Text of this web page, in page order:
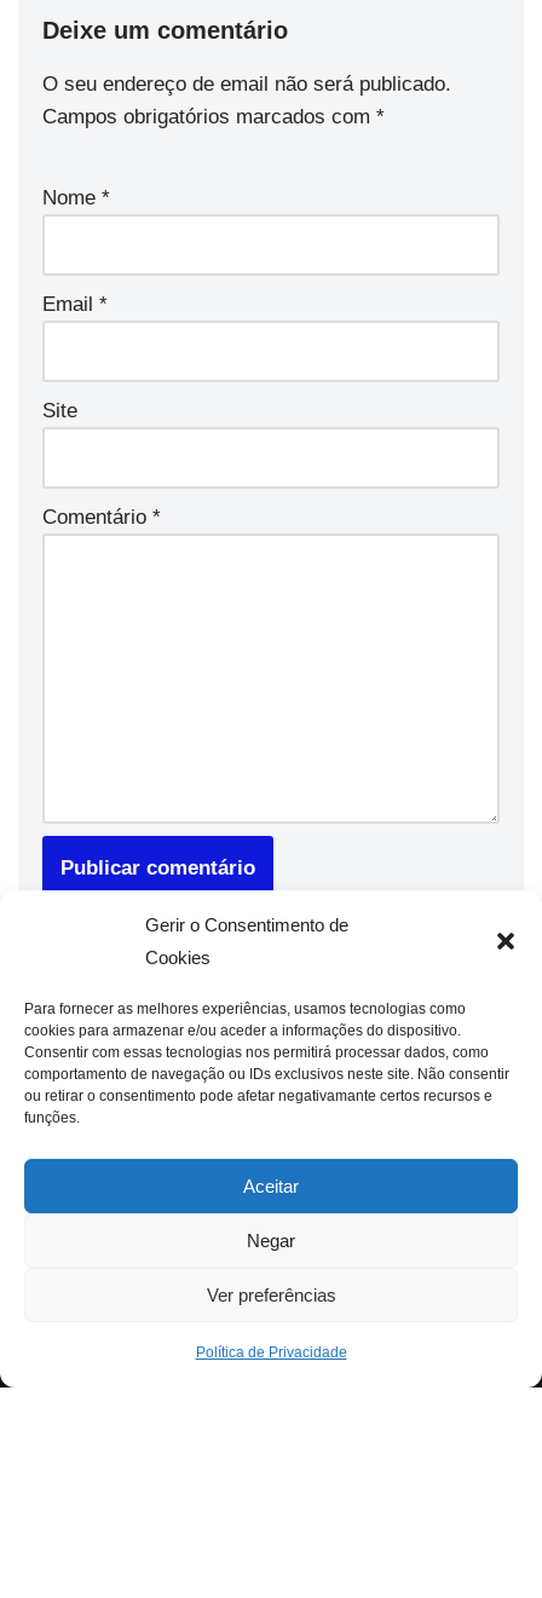
Gerir o Consentimento de
Cookies
Para fornecer as melhores experiências, usamos tecnologias como
cookies para armazenar e/ou aceder a informações do dispositivo.
Consentir com essas tecnologias nos permitirá processar dados, como
comportamento de navegação ou IDs exclusivos neste site. Não consentir
ou retirar o consentimento pode afetar negativamante certos recursos e
funções.
Aceitar
Negar
Ver preferências
Política de Privacidade
Deixe um comentário
O seu endereço de email não será publicado.
Campos obrigatórios marcados com *
Nome *
Email *
Site
Comentário *
| Criado comWordPress